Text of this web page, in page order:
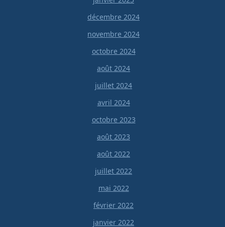
décembre 2024
novembre 2024
octobre 2024
août 2024
juillet 2024
avril 2024
octobre 2023
août 2023
août 2022
juillet 2022
mai 2022
février 2022
janvier 2022